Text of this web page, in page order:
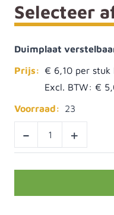
Selecteer
Duimplaat
Prijs: € 6,10
Excl. BTW: €
Voorraad:
23
- +